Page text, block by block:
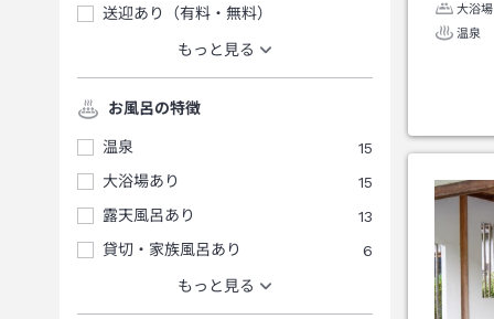
送迎あり（有料・無料）
もっと見る
お風呂の特徴
温泉
15
大浴場あり
15
露天風呂あり
13
貸切・家族風呂あり
6
もっと見る
大浴
温泉